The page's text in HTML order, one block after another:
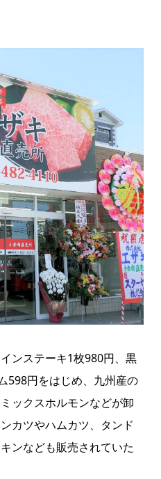
ンステーキ1枚980円、黒
598円をはじめ、九州産の
ックスホルモンなどが卸
カツやハムカツ、タンド
ンなども販売されていた